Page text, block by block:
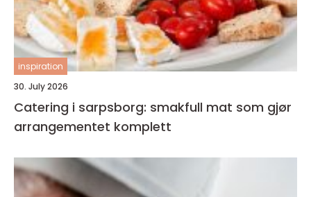
inspiration
30. July 2026
Catering i sarpsborg: smakfull mat som gjør
arrangementet komplett